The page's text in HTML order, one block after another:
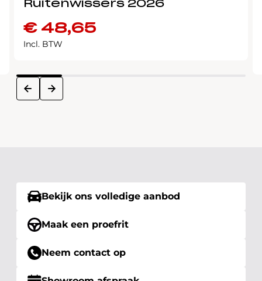
Ruitenwissers 2026
€48,65
Incl. BTW
prev next
Bekijk ons volledige aanbod
Maak een proefrit
Neem contact op